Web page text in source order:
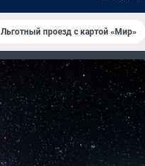
Льготный проезд с картой «Мир»